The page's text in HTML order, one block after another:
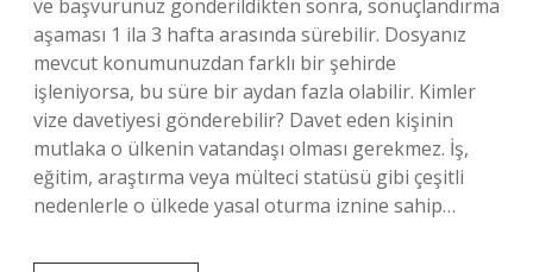
ve başvurunuz gönderildikten sonra, sonuçlandırma
aşaması 1 ila 3 hafta arasında sürebilir. Dosyanız
mevcut konumunuzdan farklı bir şehirde
işleniyorsa, bu süre bir aydan fazla olabilir. Kimler
vize davetiyesi gönderebilir? Davet eden kişinin
mutlaka o ülkenin vatandaşı olması gerekmez. İş,
eğitim, araştırma veya mülteci statüsü gibi çeşitli
nedenlerle o ülkede yasal oturma iznine sahip…